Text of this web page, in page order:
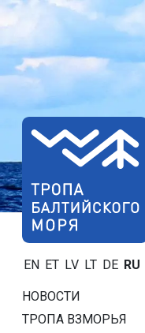
EN ET LV LT DE RU
НОВОСТИ
ТРОПA ВЗМОРЬЯ